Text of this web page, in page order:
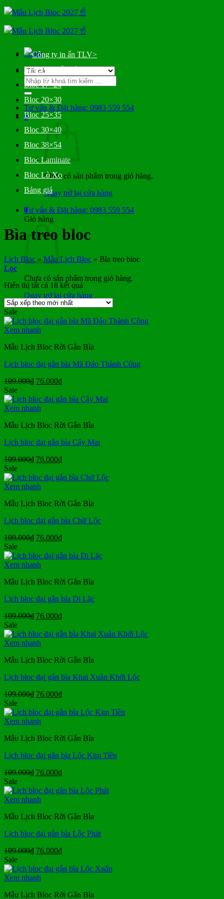
Bỏ
qua
nội
dung
Menu
Tìm
kiếm:
Tư vấn & Đặt hàng: 0983 559 554
0
Chưa có sản phẩm trong giỏ hàng.
Quay trở lại cửa hàng
0
Giỏ hàng
Chưa có sản phẩm trong giỏ hàng.
Quay trở lại cửa hàng
>
Bloc Đại Gắn Bìa
Bloc 17×24
Bloc 20×30
Bloc 25×35
Bloc 30×40
Bloc 38×54
Bloc Laminate
Bloc Lò Xo
Bảng giá
Tư vấn & Đặt hàng: 0983 559 554
Bìa treo bloc
Lịch Bloc » Mẫu Lịch Bloc » Bìa treo bloc
Lọc
Hiển thị tất cả 18 kết quả
sắp
mới
Sale
Xem nhanh
Mẫu Lịch Bloc Rời Gắn Bìa
Lịch bloc đại gắn bìa Mã Đáo Thành Công
109.000₫ Giá
là:
109.000₫.
76.000₫Giá
tại
Sale
Xem nhanh
Mẫu Lịch Bloc Rời Gắn Bìa
Lịch bloc đại gắn bìa Cây Mai
109.000₫ Giá
là:
109.000₫.
76.000₫Giá
tại
Sale
Xem nhanh
Mẫu Lịch Bloc Rời Gắn Bìa
Lịch bloc đại gắn bìa Chữ Lộc
109.000₫ Giá
là:
109.000₫.
76.000₫Giá
tại
Sale
Xem nhanh
Mẫu Lịch Bloc Rời Gắn Bìa
Lịch bloc đại gắn bìa Di Lặc
109.000₫ Giá
là:
109.000₫.
76.000₫Giá
tại
Sale
Xem nhanh
Mẫu Lịch Bloc Rời Gắn Bìa
Lịch bloc đại gắn bìa Khai Xuân Khởi Lộc
109.000₫ Giá
là:
109.000₫.
76.000₫Giá
tại
Sale
Xem nhanh
Mẫu Lịch Bloc Rời Gắn Bìa
Lịch bloc đại gắn bìa Lộc Kim Tiền
109.000₫ Giá
là:
109.000₫.
76.000₫Giá
tại
Sale
Xem nhanh
Mẫu Lịch Bloc Rời Gắn Bìa
Lịch bloc đại gắn bìa Lộc Phát
109.000₫ Giá
là:
109.000₫.
76.000₫Giá
tại
Sale
Xem nhanh
Mẫu Lịch Bloc Rời Gắn Bìa